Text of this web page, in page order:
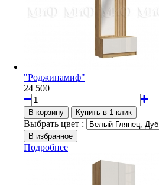
"Роджинамиф"
24 500
Выбрать цвет :
Подробнее